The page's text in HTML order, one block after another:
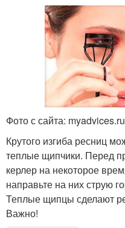
Фото с сайта: myadvices.ru
Крутого изгиба ресниц
теплые щипчики. Перед
керлер на некоторое
направьте на них струю
Теплые щипцы сделают
Важно!